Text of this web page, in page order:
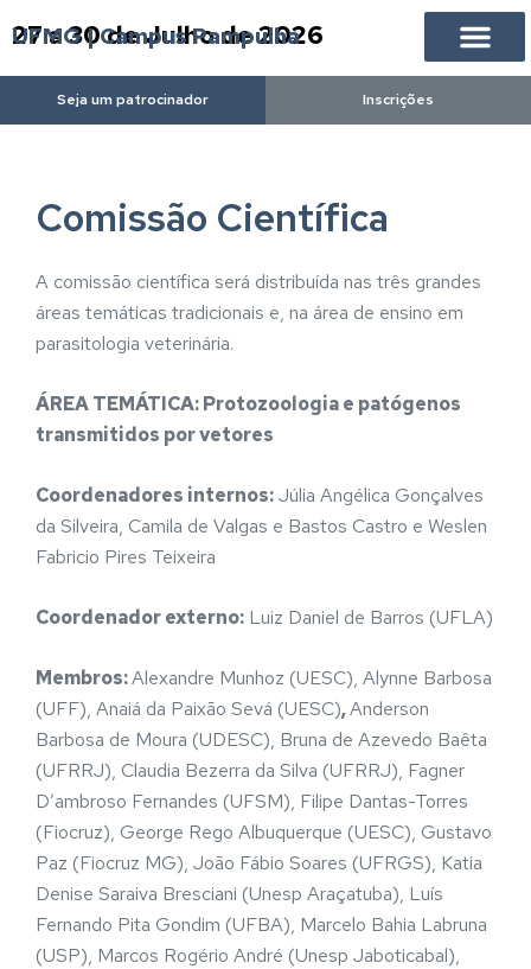
27 a 30 de Julho de 2026
UFMG | Campus Pampulha
Seja um patrocinador Inscrições
Comissão Científica
A comissão científica será distribuída nas três grandes
áreas temáticas tradicionais e, na área de ensino em
parasitologia veterinária.
ÁREA TEMÁTICA: Protozoologia e patógenos
transmitidos por vetores
Coordenadores internos:Júlia Angélica Gonçalves
da Silveira, Camila de Valgas e Bastos Castro e Weslen
Fabricio Pires Teixeira
Coordenador externo: Luiz Daniel de Barros (UFLA)
Membros:Alexandre Munhoz (UESC), Alynne Barbosa
(UFF), Anaiá da Paixão Sevá (UESC),Anderson
Barbosa de Moura (UDESC), Bruna de Azevedo Baêta
(UFRRJ), Claudia Bezerra da Silva (UFRRJ), Fagner
D’ambroso Fernandes (UFSM), Filipe Dantas-Torres
(Fiocruz), George Rego Albuquerque (UESC), Gustavo
Paz (Fiocruz MG), João Fábio Soares (UFRGS), Katia
Denise Saraiva Bresciani (Unesp Araçatuba), Luís
Fernando Pita Gondim (UFBA), Marcelo Bahia Labruna
(USP), Marcos Rogério André (Unesp Jaboticabal),